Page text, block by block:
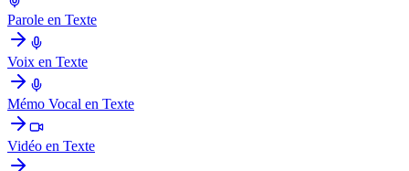
Parole en Texte
Voix en Texte
Mémo Vocal en Texte
Vidéo en Texte